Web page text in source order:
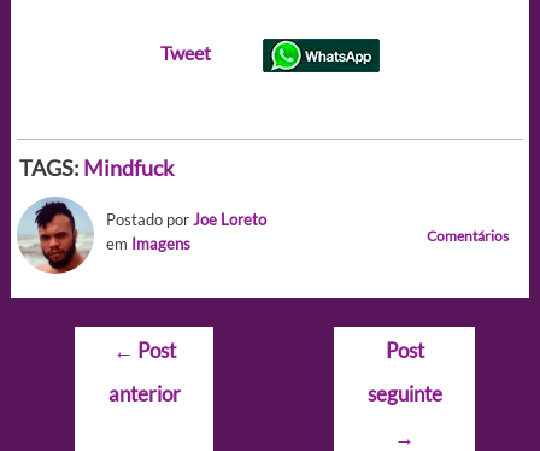
Tweet
TAGS: Mindfuck
Postado porJoe Loreto
em Imagens Comentários
Navegação
Post
← Post
anterior
Post
seguinte
→